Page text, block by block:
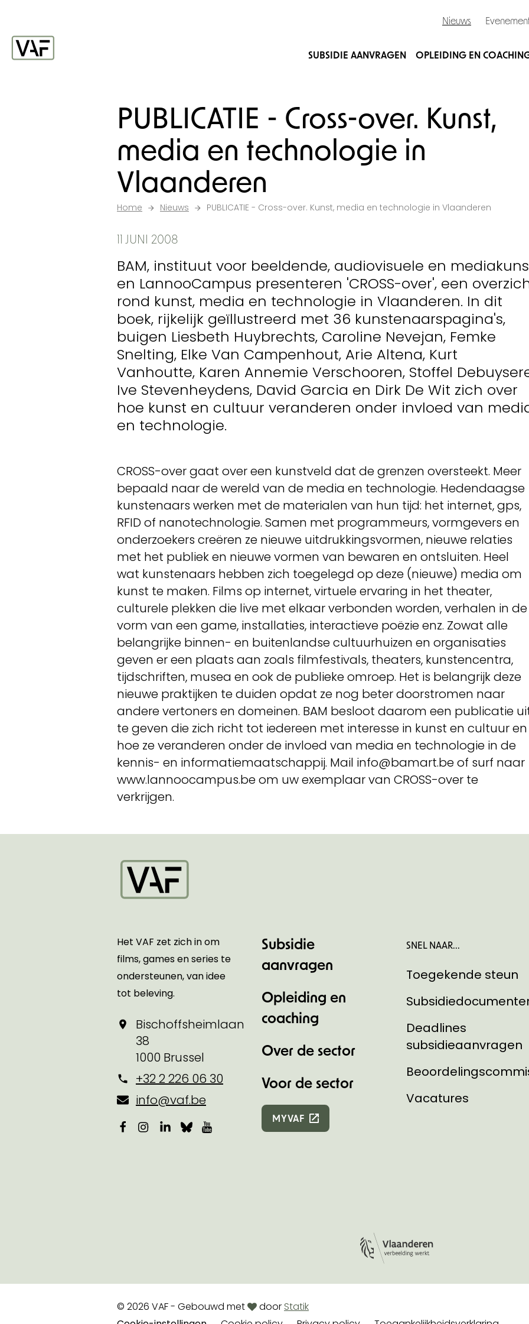
Nieuws
SUBSIDIE AANVRAGEN OPLEIDING EN
PUBLICATIE - Cross-over. Kunst,
media en technologie in
Vlaanderen
Home Nieuws PUBLICATIE - Cross-over. Kunst, media en technologie in Vlaanderen
11 JUNI 2008
BAM, instituut voor beeldende, audiovisuele en
en LannooCampus presenteren 'CROSS-over', een
rond kunst, media en technologie in Vlaanderen. In dit
boek, rijkelijk geïllustreerd met 36 kunstenaarspagina's,
buigen Liesbeth Huybrechts, Caroline Nevejan, Femke
Snelting, Elke Van Campenhout, Arie Altena, Kurt
Vanhoutte, Karen Annemie Verschooren, Stoffel
Ive Stevenheydens, David Garcia en Dirk De Wit zich over
hoe kunst en cultuur veranderen onder invloed van
en technologie.
CROSS-over gaat over een kunstveld dat de grenzen oversteekt. Meer
bepaald naar de wereld van de media en technologie. Hedendaagse
kunstenaars werken met de materialen van hun tijd: het internet, gps,
RFID of nanotechnologie. Samen met programmeurs, vormgevers en
onderzoekers creëren ze nieuwe uitdrukkingsvormen, nieuwe relaties
met het publiek en nieuwe vormen van bewaren en ontsluiten. Heel
wat kunstenaars hebben zich toegelegd op deze (nieuwe) media om
kunst te maken. Films op internet, virtuele ervaring in het theater,
culturele plekken die live met elkaar verbonden worden, verhalen in de
vorm van een game, installaties, interactieve poëzie enz. Zowat alle
belangrijke binnen- en buitenlandse cultuurhuizen en organisaties
geven er een plaats aan zoals filmfestivals, theaters, kunstencentra,
tijdschriften, musea en ook de publieke omroep. Het is belangrijk deze
nieuwe praktijken te duiden opdat ze nog beter doorstromen naar
andere vertoners en domeinen. BAM besloot daarom een publicatie
te geven die zich richt tot iedereen met interesse in kunst en cultuur en
hoe ze veranderen onder de invloed van media en technologie in de
kennis- en informatiemaatschappij. Mail info@bamart.be of surf naar
www.lannoocampus.be om uw exemplaar van CROSS-over te
verkrijgen.
Het VAF zet zich in om
films, games en series te
ondersteunen, van idee
tot beleving.
Bischoffsheimlaan
38
1000 Brussel
+32 2 226 06 30
info@vaf.be
Facebook
Instagram
LinkedIn
BlueskyYouTube
Subsidie
aanvragen
Opleiding en
coaching
Over de sector
Voor de sector
MYVAF
SNEL NAAR...
Toegekende steun
Deadlines
subsidieaanvragen
Vacatures
© 2026 VAF - Gebouwd metlovedoor Statik